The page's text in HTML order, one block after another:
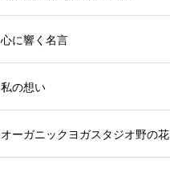
心に響く名言
私の想い
オーガニックヨガスタジオ野の花